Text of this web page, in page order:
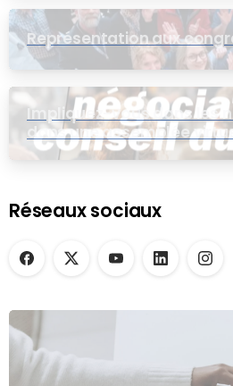
Représentation aux
Impliquez-vous dans les
dans une assemblée
Réseaux sociaux